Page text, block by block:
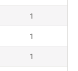
1
1
1